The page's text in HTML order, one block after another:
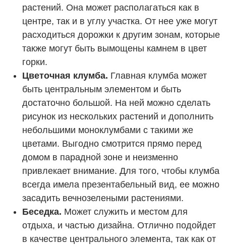
растений. Она может располагаться как в
центре, так и в углу участка. От нее уже могут
расходиться дорожки к другим зонам, которые
также могут быть вымощены камнем в цвет
горки.
Цветочная клумба. Главная клумба может
быть центральным элементом и быть
достаточно большой. На ней можно сделать
рисунок из нескольких растений и дополнить
небольшими моноклумбами с такими же
цветами. Выгодно смотрится прямо перед
домом в парадной зоне и неизменно
привлекает внимание. Для того, чтобы клумба
всегда имела презентабельный вид, ее можно
засадить вечнозелеными растениями.
Беседка. Может служить и местом для
отдыха, и частью дизайна. Отлично подойдет
в качестве центрального элемента, так как от